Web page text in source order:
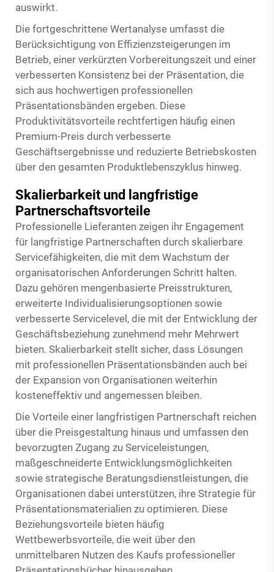
auswirkt.
Die fortgeschrittene Wertanalyse umfasst die
Berücksichtigung von Effizienzsteigerungen im
Betrieb, einer verkürzten Vorbereitungszeit und einer
verbesserten Konsistenz bei der Präsentation, die
sich aus hochwertigen professionellen
Präsentationsbänden ergeben. Diese
Produktivitätsvorteile rechtfertigen häufig einen
Premium-Preis durch verbesserte
Geschäftsergebnisse und reduzierte Betriebskosten
über den gesamten Produktlebenszyklus hinweg.
Skalierbarkeit und langfristige
Partnerschaftsvorteile
Professionelle Lieferanten zeigen ihr Engagement
für langfristige Partnerschaften durch skalierbare
Servicefähigkeiten, die mit dem Wachstum der
organisatorischen Anforderungen Schritt halten.
Dazu gehören mengenbasierte Preisstrukturen,
erweiterte Individualisierungsoptionen sowie
verbesserte Servicelevel, die mit der Entwicklung der
Geschäftsbeziehung zunehmend mehr Mehrwert
bieten. Skalierbarkeit stellt sicher, dass Lösungen
mit professionellen Präsentationsbänden auch bei
der Expansion von Organisationen weiterhin
kosteneffektiv und angemessen bleiben.
Die Vorteile einer langfristigen Partnerschaft reichen
über die Preisgestaltung hinaus und umfassen den
bevorzugten Zugang zu Serviceleistungen,
maßgeschneiderte Entwicklungsmöglichkeiten
sowie strategische Beratungsdienstleistungen, die
Organisationen dabei unterstützen, ihre Strategie für
Präsentationsmaterialien zu optimieren. Diese
Beziehungsvorteile bieten häufig
Wettbewerbsvorteile, die weit über den
unmittelbaren Nutzen des Kaufs professioneller